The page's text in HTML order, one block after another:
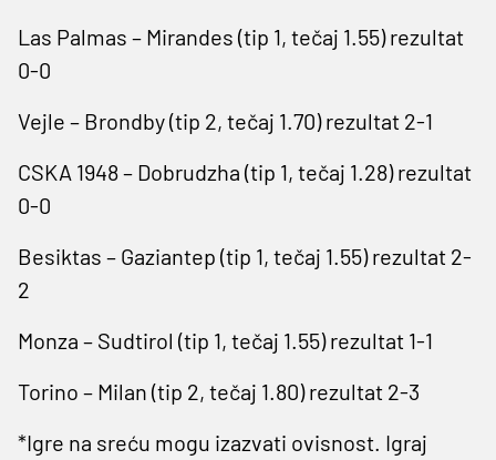
Las Palmas – Mirandes (tip 1, tečaj 1.55) rezultat
0-0
Vejle – Brondby (tip 2, tečaj 1.70) rezultat 2-1
CSKA 1948 – Dobrudzha (tip 1, tečaj 1.28) rezultat
0-0
Besiktas – Gaziantep (tip 1, tečaj 1.55) rezultat 2-
2
Monza – Sudtirol (tip 1, tečaj 1.55) rezultat 1-1
Torino – Milan (tip 2, tečaj 1.80) rezultat 2-3
*Igre na sreću mogu izazvati ovisnost. Igraj